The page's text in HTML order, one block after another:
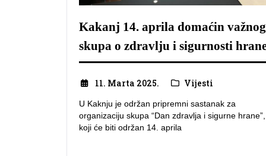
Kakanj 14. aprila domaćin važnog
skupa o zdravlju i sigurnosti
11. Marta 2025. Vijesti
U Kaknju je održan pripremni sastanak za
organizaciju skupa “Dan zdravlja i sigurne hrane”,
koji će biti održan 14. aprila